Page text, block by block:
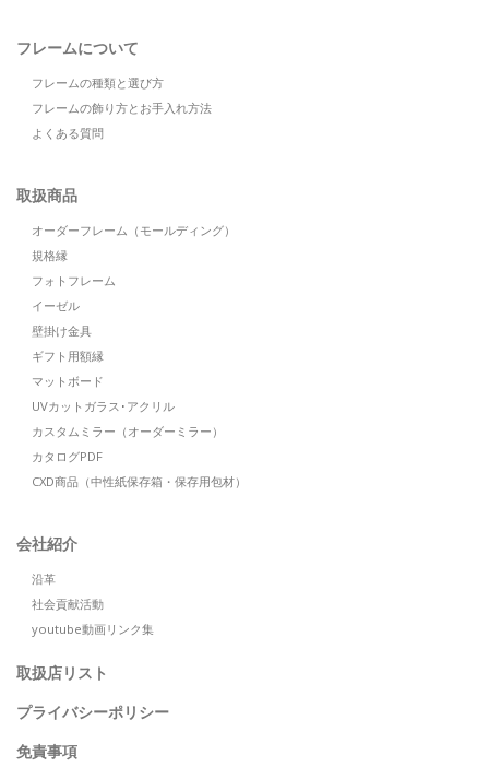
フレームについて
フレームの種類と選び方
フレームの飾り方とお手入れ方法
よくある質問
取扱商品
オーダーフレーム（モールディング）
規格縁
フォトフレーム
イーゼル
壁掛け金具
ギフト用額縁
マットボード
UVカットガラス･アクリル
カスタムミラー（オーダーミラー）
カタログPDF
CXD商品（中性紙保存箱・保存用包材）
会社紹介
沿革
社会貢献活動
youtube動画リンク集
取扱店リスト
プライバシーポリシー
免責事項